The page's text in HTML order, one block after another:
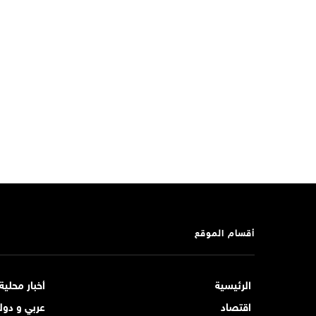
أقسام الموقع
الرئيسية
أخبار
اقتصاد
عربي و